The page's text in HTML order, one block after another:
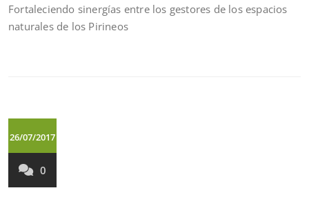
Fortaleciendo sinergías entre los gestores de los espacios
naturales de los Pirineos
26/07/2017
0